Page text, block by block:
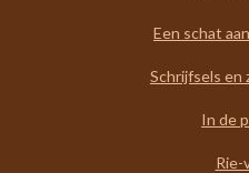
Een schat
Schrijfsels en
In de
Rie-